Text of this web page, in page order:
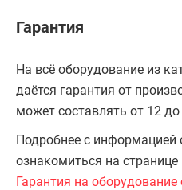
Гарантия
На всё оборудование из
даётся гарантия от
может составлять от 12
Подробнее с информацией
ознакомиться на странице
Гарантия на